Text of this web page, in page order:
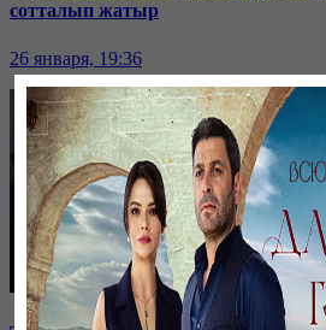
сотталып жатыр
26 января, 19:36